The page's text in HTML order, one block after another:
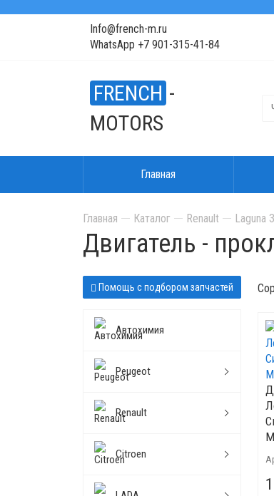
Info@french-m.ru
WhatsApp +7 901-315-41-84
FRENCH -
MOTORS
Главная
Главная Каталог Renault Laguna 3
Двигатель -
Помощь с подбором запчастей
Автохимия
Peugeot
Renault
Citroen